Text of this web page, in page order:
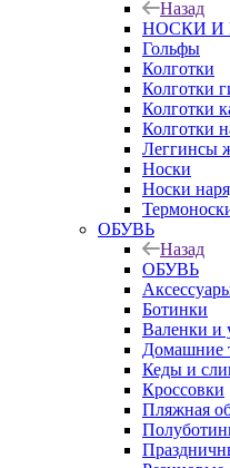
Назад
НОСКИ И
Гольфы
Колготки
Колготки
Колготки
Колготки
Леггинсы
Носки
Носки
ОБУВЬ
Назад
ОБУВЬ
Ботинки
Валенки и
Домашние
Кеды и
Кроссовки
Пляжная